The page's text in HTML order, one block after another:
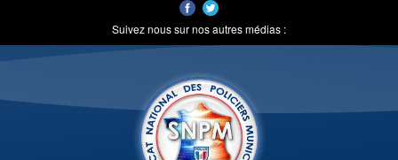
Suivez nous sur nos autres médias :